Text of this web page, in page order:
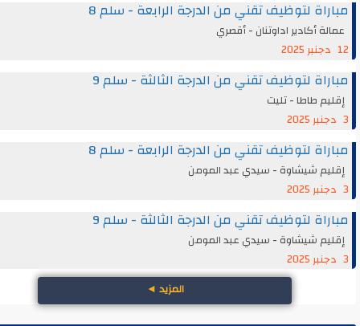
لتوظيف تقني من الدرجة الرابعة - سلم 8
أكادير اداوتنان - أقصري
لتوظيف تقني من الدرجة الثالثة - سلم 9
طاطا - تليت
لتوظيف تقني من الدرجة الرابعة - سلم 8
شيشاوة - سيدي عبد المومن
لتوظيف تقني من الدرجة الثالثة - سلم 9
شيشاوة - سيدي عبد المومن
◄